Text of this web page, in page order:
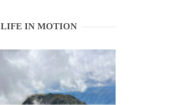
LIFE IN MOTION